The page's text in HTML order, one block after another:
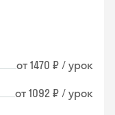
от 1470 ₽ / урок
от 1092 ₽ / урок